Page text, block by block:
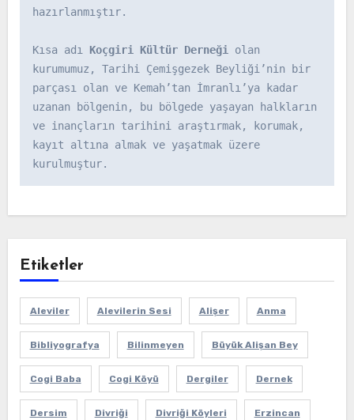
hazırlanmıştır.
Kısa adı Koçgiri Kültür Derneği olan
kurumumuz, Tarihi Çemişgezek Beyliği’nin bir
parçası olan ve Kemah’tan İmranlı’ya kadar
uzanan bölgenin, bu bölgede yaşayan halkların
ve inançların tarihini araştırmak, korumak,
kayıt altına almak ve yaşatmak üzere
kurulmuştur.
Etiketler
Aleviler Alevilerin Sesi Alişer Anma
Bibliyografya Bilinmeyen Büyük Alişan Bey
Cogi Baba Cogi Köyü Dergiler Dernek
Dersim Divriği Divriği Köyleri Erzincan